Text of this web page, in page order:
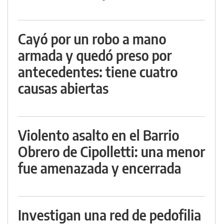
Cayó por un robo a mano
armada y quedó preso por
antecedentes: tiene cuatro
causas abiertas
Violento asalto en el Barrio
Obrero de Cipolletti: una menor
fue amenazada y encerrada
Investigan una red de pedofilia